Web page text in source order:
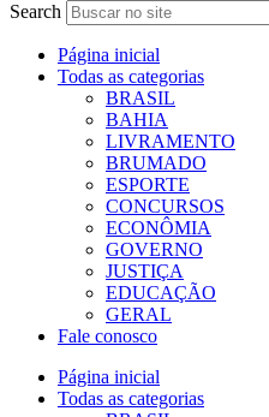
Search
Página inicial
Todas as categorias
BRASIL
BAHIA
LIVRAMENTO
BRUMADO
ESPORTE
CONCURSOS
ECONÔMIA
GOVERNO
JUSTIÇA
EDUCAÇÃO
GERAL
Fale conosco
Página inicial
Todas as categorias